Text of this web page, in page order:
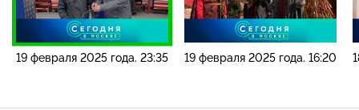
19 февраля 2025 года. 23:35 19 февраля 2025 года. 16:20